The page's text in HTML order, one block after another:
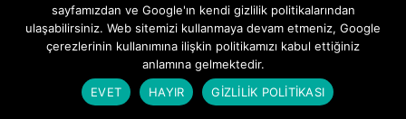
sayfamızdan ve Google'ın kendi gizlilik politikalarından
ulaşabilirsiniz. Web sitemizi kullanmaya devam etmeniz, Google
çerezlerinin kullanımına ilişkin politikamızı kabul ettiğiniz
anlamına gelmektedir.
EVET
HAYIR GİZLİLİK POLİTİKASI